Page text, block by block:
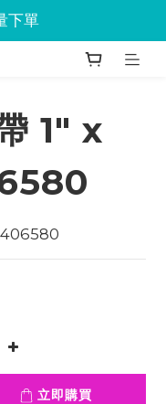
抵達Union
下單
抵達Union
1" x
立即購買